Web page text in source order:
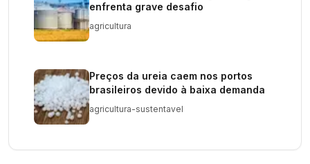
enfrenta grave desafio
agricultura
Preços da ureia caem nos portos
brasileiros devido à baixa demanda
agricultura-sustentavel